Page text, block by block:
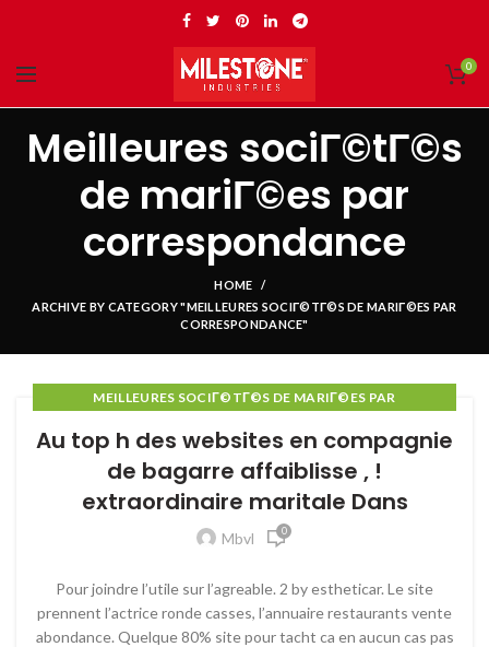
0
Meilleures sociГ©tГ©s
de mariГ©es par
correspondance
HOME
ARCHIVE BY CATEGORY "MEILLEURES SOCIГ©TГ©S DE MARIГ©ES PAR
CORRESPONDANCE"
MEILLEURES SOCIГ©TГ©S DE MARIГ©ES PAR
Au top h des websites en compagnie
de bagarre affaiblisse , !
extraordinaire maritale Dans
Mbvl 0
Pour joindre l’utile sur l’agreable. 2 by estheticar. Le site
prennent l’actrice ronde casses, l’annuaire restaurants vente
abondance. Quelque 80% site pour tacht ca en aucun cas pas